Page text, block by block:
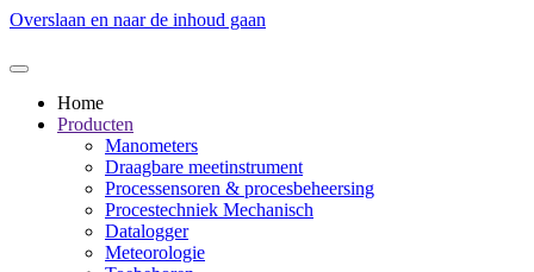
Overslaan en naar de inhoud gaan
Home
Producten
Manometers
Draagbare meetinstrument
Processensoren & procesbeheersing
Procestechniek Mechanisch
Datalogger
Meteorologie